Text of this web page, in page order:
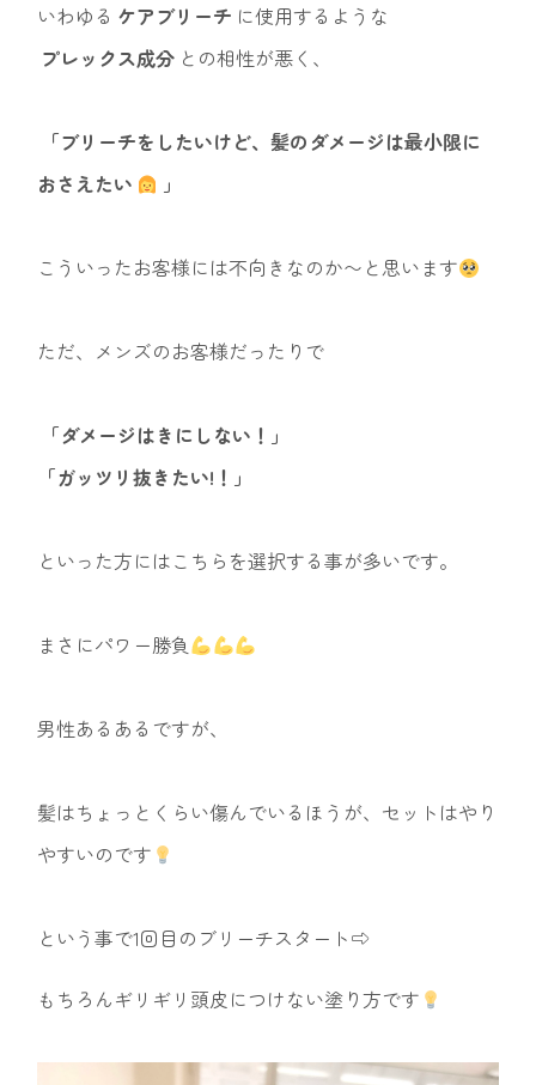
いわゆる ケアブリーチ に使用するような
プレックス成分 との相性が悪く、
「ブリーチをしたいけど、髪のダメージは最小限に
おさえたい
」
こういったお客様には不向きなのか〜と思います
ただ、メンズのお客様だったりで
「ダメージはきにしない！」
「ガッツリ抜きたい!！」
といった方にはこちらを選択する事が多いです。
まさにパワー勝負
男性あるあるですが、
髪はちょっとくらい傷んでいるほうが、セットはやり
やすいのです
という事で1回目のブリーチスタート⇨
もちろんギリギリ頭皮につけない塗り方です